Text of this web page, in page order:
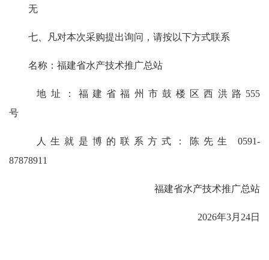
无
七、凡对本次采购提出询问，请按以下方式联系
名称：福建省水产技术推广总站
地址：福建省福州市鼓楼区西洪路555
号
人生就是博的联系方式：陈先生 0591-
87878911
福建省水产技术推广总站
2026年3月24日